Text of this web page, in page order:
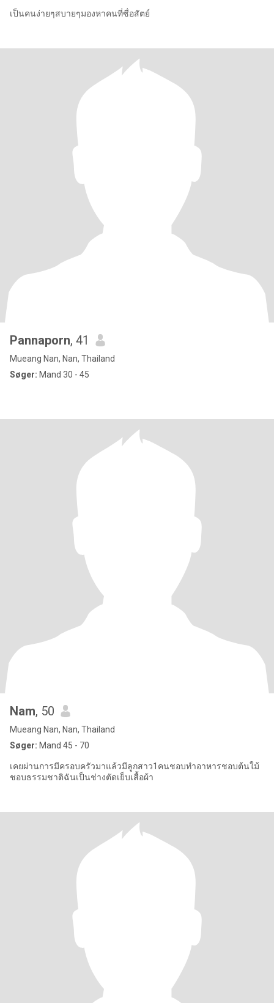
เป็นคนง่ายๆสบายๆมองหาคนที่ซื่อสัตย์
Pannaporn, 41
Mueang Nan, Nan, Thailand
Søger: Mand 30 - 45
Nam, 50
Mueang Nan, Nan, Thailand
Søger: Mand 45 - 70
เคยผ่านการมีครอบครัวมาแล้วมีลูกสาว1คนชอบทำอาหารชอบต้นใม้
ชอบธรรมชาติฉันเป็นช่างตัดเย็บเสื้อผ้า